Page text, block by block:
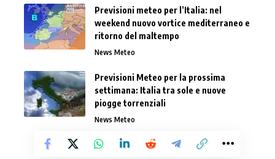
Previsioni meteo per l’Italia: nel
weekend nuovo vortice mediterraneo e
ritorno del maltempo
News Meteo
Previsioni Meteo per la prossima
settimana: Italia tra sole e nuove
piogge torrenziali
News Meteo